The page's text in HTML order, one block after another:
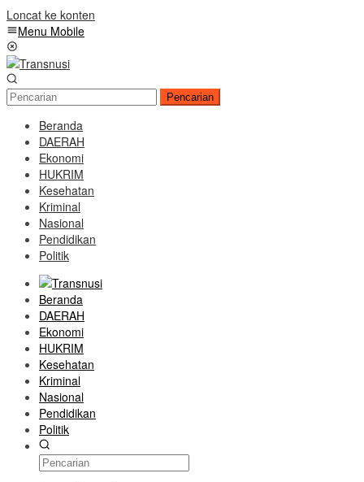
Loncat ke konten
Menu Mobile
Pencarian
Beranda
DAERAH
Ekonomi
HUKRIM
Kesehatan
Kriminal
Nasional
Pendidikan
Politik
Beranda
DAERAH
Ekonomi
HUKRIM
Kesehatan
Kriminal
Nasional
Pendidikan
Politik